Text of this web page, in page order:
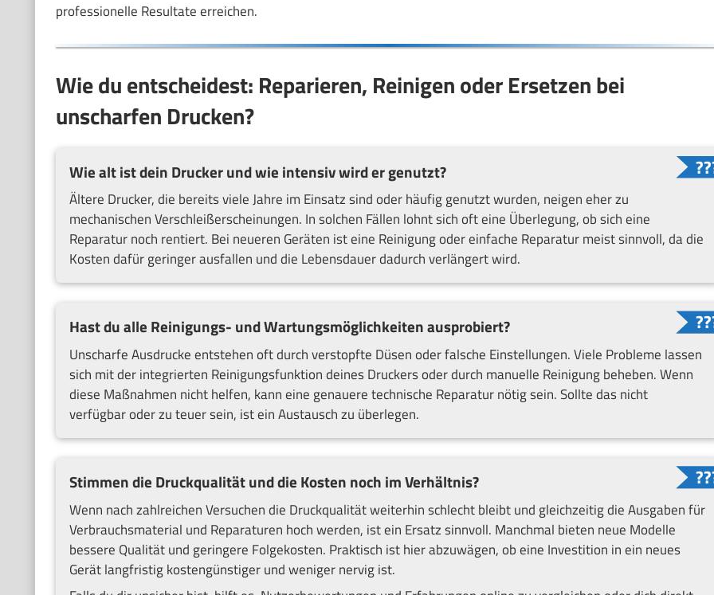
professionelle Resultate erreichen.
Wie du entscheidest: Reparieren, Reinigen oder Ersetzen bei
unscharfen Drucken?
Wie alt ist dein Drucker und wie intensiv wird er genutzt?
Ältere Drucker, die bereits viele Jahre im Einsatz sind oder häufig genutzt wurden, neigen eher zu
mechanischen Verschleißerscheinungen. In solchen Fällen lohnt sich oft eine Überlegung, ob sich eine
Reparatur noch rentiert. Bei neueren Geräten ist eine Reinigung oder einfache Reparatur meist sinnvoll, da die
Kosten dafür geringer ausfallen und die Lebensdauer dadurch verlängert wird.
Hast du alle Reinigungs- und Wartungsmöglichkeiten ausprobiert?
Unscharfe Ausdrucke entstehen oft durch verstopfte Düsen oder falsche Einstellungen. Viele Probleme lassen
sich mit der integrierten Reinigungsfunktion deines Druckers oder durch manuelle Reinigung beheben. Wenn
diese Maßnahmen nicht helfen, kann eine genauere technische Reparatur nötig sein. Sollte das nicht
verfügbar oder zu teuer sein, ist ein Austausch zu überlegen.
Stimmen die Druckqualität und die Kosten noch im Verhältnis?
Wenn nach zahlreichen Versuchen die Druckqualität weiterhin schlecht bleibt und gleichzeitig die Ausgaben für
Verbrauchsmaterial und Reparaturen hoch werden, ist ein Ersatz sinnvoll. Manchmal bieten neue Modelle
bessere Qualität und geringere Folgekosten. Praktisch ist hier abzuwägen, ob eine Investition in ein neues
Gerät langfristig kostengünstiger und weniger nervig ist.